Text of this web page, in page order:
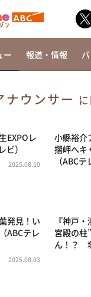
すけど・・・
ークバラエティ！～
塚田×福井アナ「なん
ー 報道・情報
ナウンサー
EXPOレ
）
2025.08.10
小縣裕
摺岬へキ
（ABCテ
発見！い
ABCテレ
2025.08.03
『神戸
宮殿の柱
ん！？